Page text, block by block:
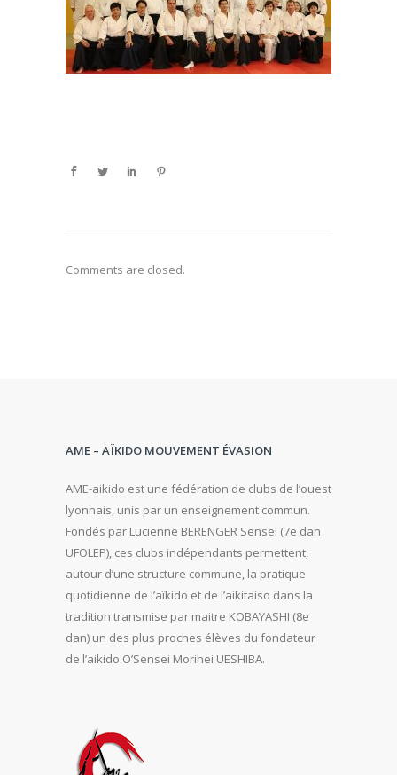
Comments are closed.
AME – AÏKIDO MOUVEMENT ÉVASION
AME-aikido est une fédération de clubs de l’ouest
lyonnais, unis par un enseignement commun.
Fondés par Lucienne BERENGER Senseï (7e dan
UFOLEP), ces clubs indépendants permettent,
autour d’une structure commune, la pratique
quotidienne de l’aïkido et de l’aikitaiso dans la
tradition transmise par maitre KOBAYASHI (8e
dan) un des plus proches élèves du fondateur
de l’aikido O’Sensei Morihei UESHIBA.